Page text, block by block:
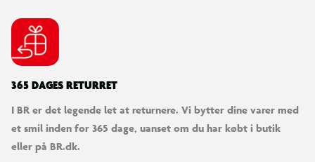
365 DAGES RETURRET
I BR er det legende let at returnere. Vi bytter dine varer med
et smil inden for 365 dage, uanset om du har købt i butik
eller på BR.dk.